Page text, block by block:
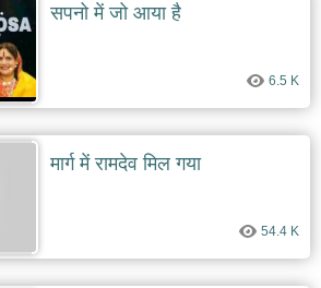
सपनो में जो आया है
6.5 K
मार्ग में रामदेव मिल गया
54.4 K